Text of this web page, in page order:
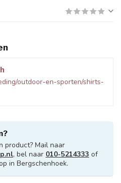
outdoor-en-sporten/shirts-
product? Mail naar
, bel naar 010-5214333 of
in Bergschenhoek.